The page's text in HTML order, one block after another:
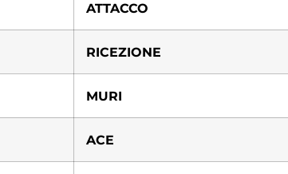
ATTACCO
RICEZIONE
MURI
ACE